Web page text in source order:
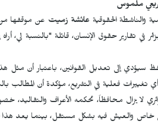
ملموس
والناشطة الحقوقية عائشة زميت عن موقفها من
في تقارير حقوق الإنسان، قائلة "بالنسبة لي،
سيؤدي إلى تعديل القوانين، باعتبار أن مثل
تغييرات فعلية في التشريع، مؤكدة أن
لا يزال محافظاً، تحكمه الأعراف والتقاليد،
والعيش فيه بشكل مستقل، بينما يعد هذا